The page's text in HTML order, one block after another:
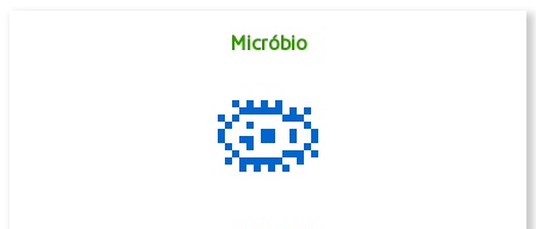
Micróbio
🦠